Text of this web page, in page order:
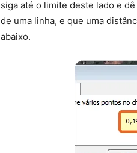
siga até o limite deste lado e
de uma linha, e que uma
abaixo.